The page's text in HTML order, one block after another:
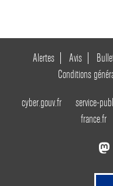
Alertes Avis
Conditions
cyber.gouv.fr service-
france.fr